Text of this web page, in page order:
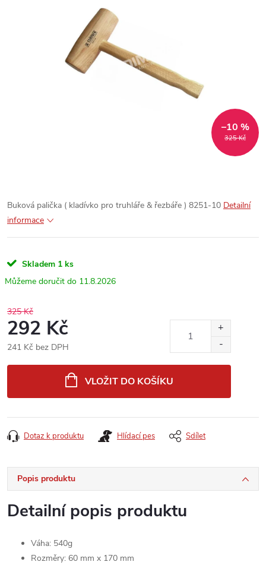
325 Kč
–10 %
Buková palička ( kladívko pro truhláře & řezbáře ) 8251-10 Detailní
informace
Skladem 1 ks
11.8.2026
325 Kč
292 Kč
241 Kč bez DPH
VLOŽIT DO KOŠÍKU
Dotaz k produktu Hlídací pes Sdílet
Popis produktu
Detailní popis produktu
Váha: 540g
Rozměry: 60 mm x 170 mm